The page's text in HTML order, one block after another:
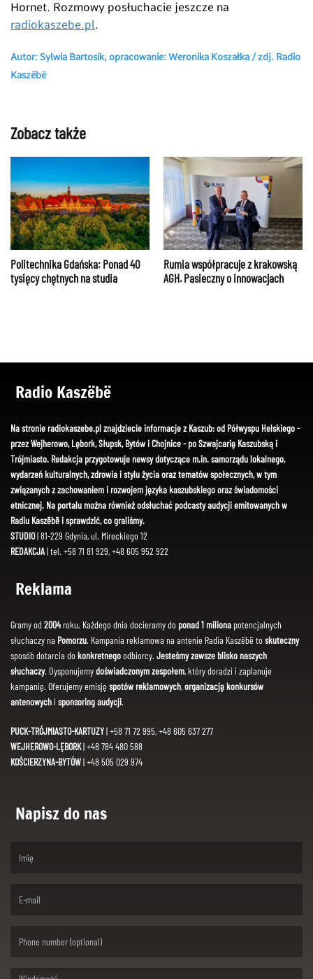
Hornet. Rozmowy posłuchacie jeszcze na
radiokaszebe.pl.
Autor: Sylwia Bartosik, opracowanie: Weronika Koszałka / zdj. Radio
Kaszëbë
Zobacz także
Politechnika Gdańska: Ponad 40
tysięcy chętnych na studia
Rumia współpracuje z krakowską
AGH. Pasieczny o innowacjach
Radio Kaszëbë
Na stronie radiokaszebe.pl znajdziecie informacje z Kaszub: od Półwyspu Helskiego -
przez Wejherowo, Lębork, Słupsk, Bytów i Chojnice - po Szwajcarię Kaszubską i
Trójmiasto. Redakcja przygotowuje newsy dotyczące m.in. samorządu lokalnego,
wydarzeń kulturalnych, zdrowia i stylu życia oraz tematów społecznych, w tym
związanych z zachowaniem i rozwojem języka kaszubskiego oraz świadomości
etnicznej. Na portalu można również odsłuchać podcasty audycji emitowanych w
Radiu Kaszëbë i sprawdzić, co graliśmy.
STUDIO| 81-229 Gdynia, ul. Mireckiego 12
REDAKCJA| tel. +58 71 81 929, +48 605 952 922
Reklama
Gramy od 2004roku. Każdego dnia docieramy do ponad 1 miliona potencjalnych
słuchaczy na Pomorzu. Kampania reklamowa na antenie Radia Kaszëbë toskuteczny
sposób dotarcia dokonkretnegoodbiorcy. Jesteśmy zawsze blisko naszych
słuchaczy. Dysponujemydoświadczonym zespołem, który doradzi i zaplanuje
kampanię. Oferujemy emisję spotów reklamowych,organizację konkursów
antenowychi sponsoring audycji.
PUCK-TRÓJMIASTO-KARTUZY| +58 71 72 995, +48 605 637 277
WEJHEROWO-LĘBORK| +48 784 480 588
KOŚCIERZYNA-BYTÓW| +48 505 029 974
Napisz do nas